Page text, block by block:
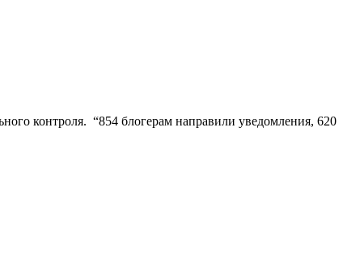
контроля. “854 блогерам направили уведомления, 620